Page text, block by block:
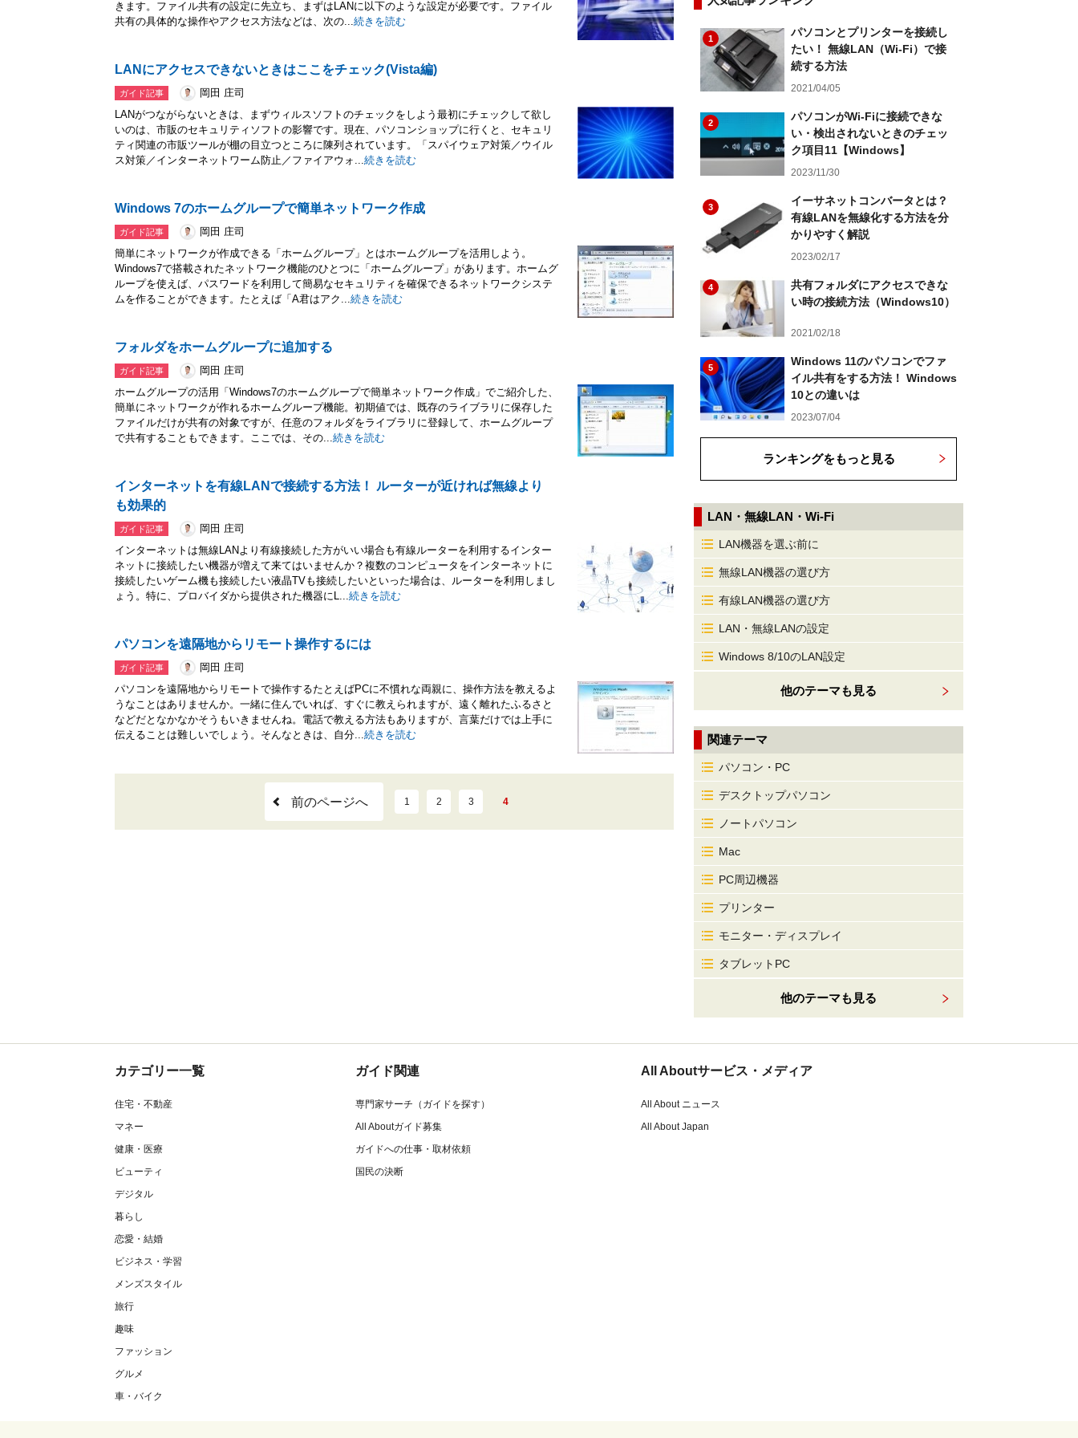
きます。ファイル共有の設定に先立ち、まずはLANに以下のような設定が必要です。ファイル
共有の具体的な操作やアクセス方法などは、次の...続きを読む
LANにアクセスできないときはここをチェック(Vista編)
ガイド記事
岡田 庄司
LANがつながらないときは、まずウィルスソフトのチェックをしよう最初にチェックして欲し
いのは、市販のセキュリティソフトの影響です。現在、パソコンショップに行くと、セキュリ
ティ関連の市販ツールが棚の目立つところに陳列されています。「スパイウェア対策／ウイル
ス対策／インターネットワーム防止／ファイアウォ...続きを読む
Windows 7のホームグループで簡単ネットワーク作成
ガイド記事
岡田 庄司
簡単にネットワークが作成できる「ホームグループ」とはホームグループを活用しよう。
Windows7で搭載されたネットワーク機能のひとつに「ホームグループ」があります。ホームグ
ループを使えば、パスワードを利用して簡易なセキュリティを確保できるネットワークシステ
ムを作ることができます。たとえば「A君はアク...続きを読む
フォルダをホームグループに追加する
ガイド記事
岡田 庄司
ホームグループの活用「Windows7のホームグループで簡単ネットワーク作成」でご紹介した、
簡単にネットワークが作れるホームグループ機能。初期値では、既存のライブラリに保存した
ファイルだけが共有の対象ですが、任意のフォルダをライブラリに登録して、ホームグループ
で共有することもできます。ここでは、その...続きを読む
インターネットを有線LANで接続する方法！ ルーターが近ければ無線より
も効果的
ガイド記事
岡田 庄司
インターネットは無線LANより有線接続した方がいい場合も有線ルーターを利用するインター
ネットに接続したい機器が増えて来てはいませんか？複数のコンピュータをインターネットに
接続したいゲーム機も接続したい液晶TVも接続したいといった場合は、ルーターを利用しまし
ょう。特に、プロバイダから提供された機器にL...続きを読む
パソコンを遠隔地からリモート操作するには
ガイド記事
岡田 庄司
パソコンを遠隔地からリモートで操作するたとえばPCに不慣れな両親に、操作方法を教えるよ
うなことはありませんか。一緒に住んでいれば、すぐに教えられますが、遠く離れたふるさと
などだとなかなかそうもいきませんね。電話で教える方法もありますが、言葉だけでは上手に
伝えることは難しいでしょう。そんなときは、自分...続きを読む
前のページへ 1 2 3 4
1
パソコンとプリンターを接続し
たい！ 無線LAN（Wi-Fi）で接
続する方法
2021/04/05
2
パソコンがWi-Fiに接続できな
い・検出されないときのチェッ
ク項目11【Windows】
2023/11/30
3
イーサネットコンバータとは？
有線LANを無線化する方法を分
かりやすく解説
2023/02/17
4
共有フォルダにアクセスできな
い時の接続方法（Windows10）
2021/02/18
5
Windows 11のパソコンでファ
イル共有をする方法！ Windows
10との違いは
2023/07/04
ランキングをもっと見る
LAN・無線LAN・Wi-Fi
LAN機器を選ぶ前に
無線LAN機器の選び方
有線LAN機器の選び方
LAN・無線LANの設定
Windows 8/10のLAN設定
他のテーマも見る
関連テーマ
パソコン・PC
デスクトップパソコン
ノートパソコン
Mac
PC周辺機器
プリンター
モニター・ディスプレイ
タブレットPC
他のテーマも見る
カテゴリー一覧
住宅・不動産
マネー
健康・医療
ビューティ
デジタル
暮らし
恋愛・結婚
ビジネス・学習
メンズスタイル
旅行
趣味
ファッション
グルメ
車・バイク
ガイド関連
専門家サーチ（ガイドを探す）
All Aboutガイド募集
ガイドへの仕事・取材依頼
国民の決断
All Aboutサービス・メディア
All About ニュース
All About Japan